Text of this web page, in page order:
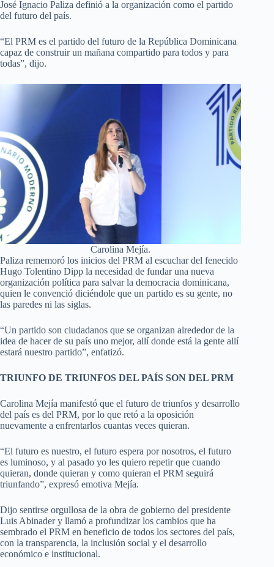
José Ignacio Paliza definió a la organización como el partido
del futuro del país.
“El PRM es el partido del futuro de la República Dominicana
capaz de construir un mañana compartido para todos y para
todas”, dijo.
Carolina Mejía.
Paliza rememoró los inicios del PRM al escuchar del fenecido
Hugo Tolentino Dipp la necesidad de fundar una nueva
organización política para salvar la democracia dominicana,
quien le convenció diciéndole que un partido es su gente, no
las paredes ni las siglas.
“Un partido son ciudadanos que se organizan alrededor de la
idea de hacer de su país uno mejor, allí donde está la gente allí
estará nuestro partido”, enfatizó.
TRIUNFO DE TRIUNFOS DEL PAÍS SON DEL PRM
Carolina Mejía manifestó que el futuro de triunfos y desarrollo
del país es del PRM, por lo que retó a la oposición
nuevamente a enfrentarlos cuantas veces quieran.
“El futuro es nuestro, el futuro espera por nosotros, el futuro
es luminoso, y al pasado yo les quiero repetir que cuando
quieran, donde quieran y como quieran el PRM seguirá
triunfando”, expresó emotiva Mejía.
Dijo sentirse orgullosa de la obra de gobierno del presidente
Luis Abinader y llamó a profundizar los cambios que ha
sembrado el PRM en beneficio de todos los sectores del país,
con la transparencia, la inclusión social y el desarrollo
económico e institucional.